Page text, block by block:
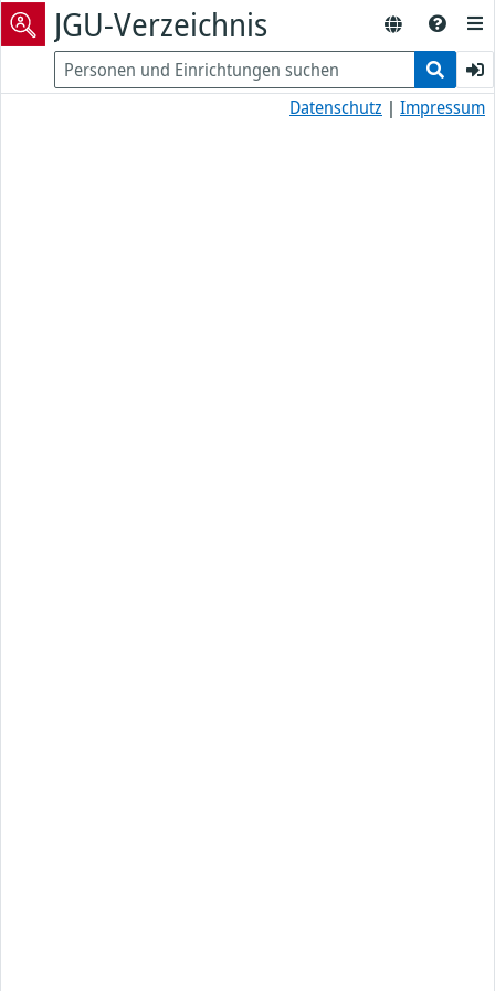
JGU-Verzeichnis
Datenschutz | Impressum